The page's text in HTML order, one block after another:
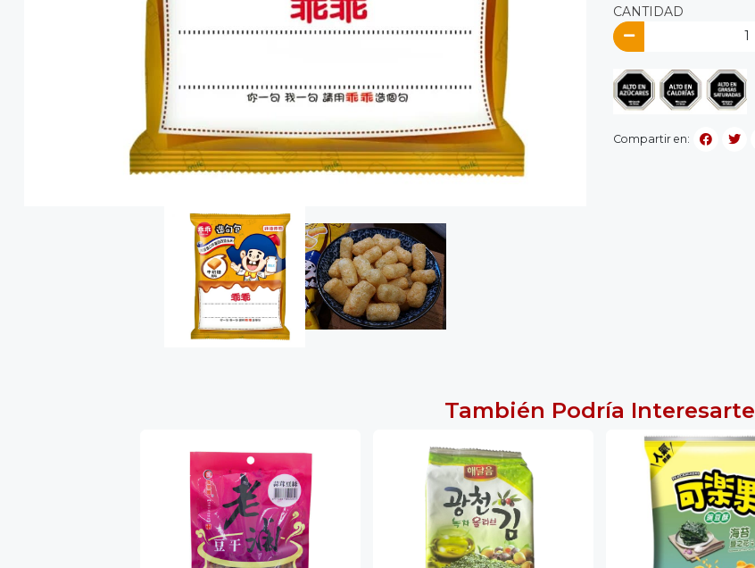
CANTIDAD
Compartir en:
También Podría Interesarte